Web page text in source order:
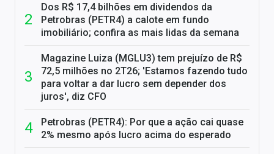
Dos R$ 17,4 bilhões em dividendos da
Petrobras (PETR4) a calote em fundo
imobiliário; confira as mais lidas da semana
Magazine Luiza (MGLU3) tem prejuízo de R$
72,5 milhões no 2T26; 'Estamos fazendo tudo
para voltar a dar lucro sem depender dos
juros', diz CFO
Petrobras (PETR4): Por que a ação cai quase
2% mesmo após lucro acima do esperado